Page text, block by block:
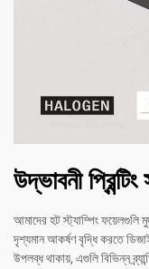
উদ্ভাবনী প্রিন্টিং
আমাদের হট স্ট্যাম্পিং ফয়েলগুলি
দৃশ্যমান আকর্ষণ বৃদ্ধি করতে
উপলব্ধ থাকায়, এগুলি বিভিন্ন